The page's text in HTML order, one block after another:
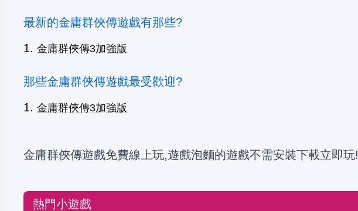
最新的金庸群俠傳遊戲有那些?
金庸群俠傳3加強版
那些金庸群俠傳遊戲最受歡迎?
金庸群俠傳3加強版
金庸群俠傳遊戲免費線上玩,遊戲泡麵的遊戲不需安裝下載立即玩!
熱門小遊戲